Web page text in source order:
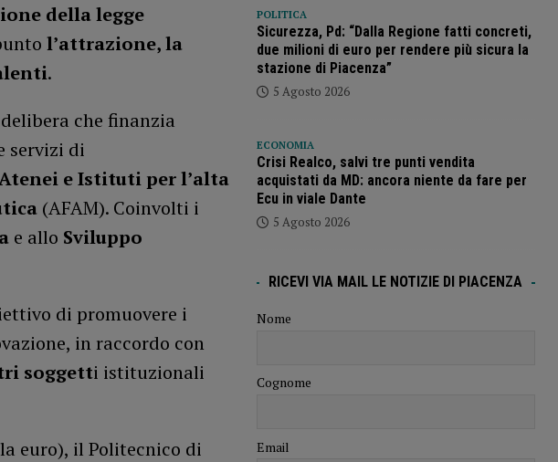
della legge
l’attrazione, la
.
che finanzia
servizi di
e Istituti per l’alta
(AFAM). Coinvolti i
e allo Sviluppo
di promuovere i
in raccordo con
soggetti istituzionali
euro), il Politecnico di
POLITICA
Sicurezza, Pd: “Dalla Regione fatti concreti,
due milioni di euro per rendere più sicura la
stazione di Piacenza”
5 Agosto 2026
ECONOMIA
Crisi Realco, salvi tre punti vendita
acquistati da MD: ancora niente da fare per
Ecu in viale Dante
5 Agosto 2026
RICEVI VIA MAIL LE NOTIZIE DI PIACENZA
Nome
Cognome
Email